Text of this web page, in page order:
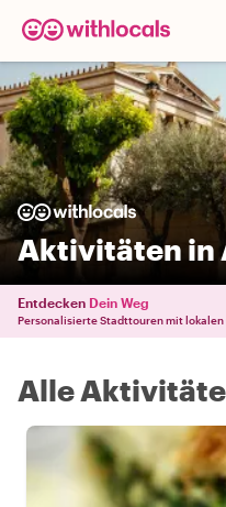
Aktivitäten in
Entdecken Dein Weg
Personalisierte Stadttouren mit lokalen
Alle